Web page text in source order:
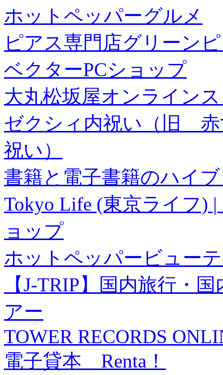
ホットペッパーグルメ
ピアス専門店グリーン
ベクターPCショップ
大丸松坂屋オンライン
ゼクシィ内祝い（旧 赤
祝い）
書籍と電子書籍のハイ
Tokyo Life (東京ライフ)
ョップ
ホットペッパービュー
【J-TRIP】国内旅行・
アー
TOWER RECORDS
電子貸本 Renta！